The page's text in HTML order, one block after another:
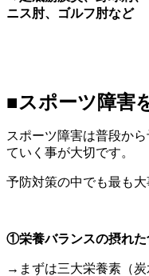
ニス肘、ゴルフ肘など
■スポーツ障害
スポーツ障害は普段か
ていく事が大切です。
予防対策の中でも最も大
①栄養バランスの摂れた
→まずは三大栄養素（